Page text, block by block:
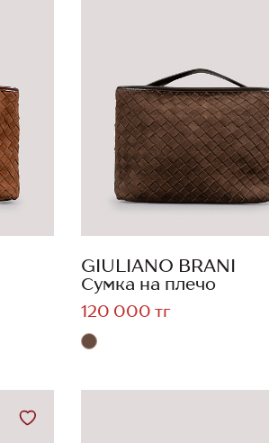
GIULIANO BRANI
Сумка на плечо
120 000 тг